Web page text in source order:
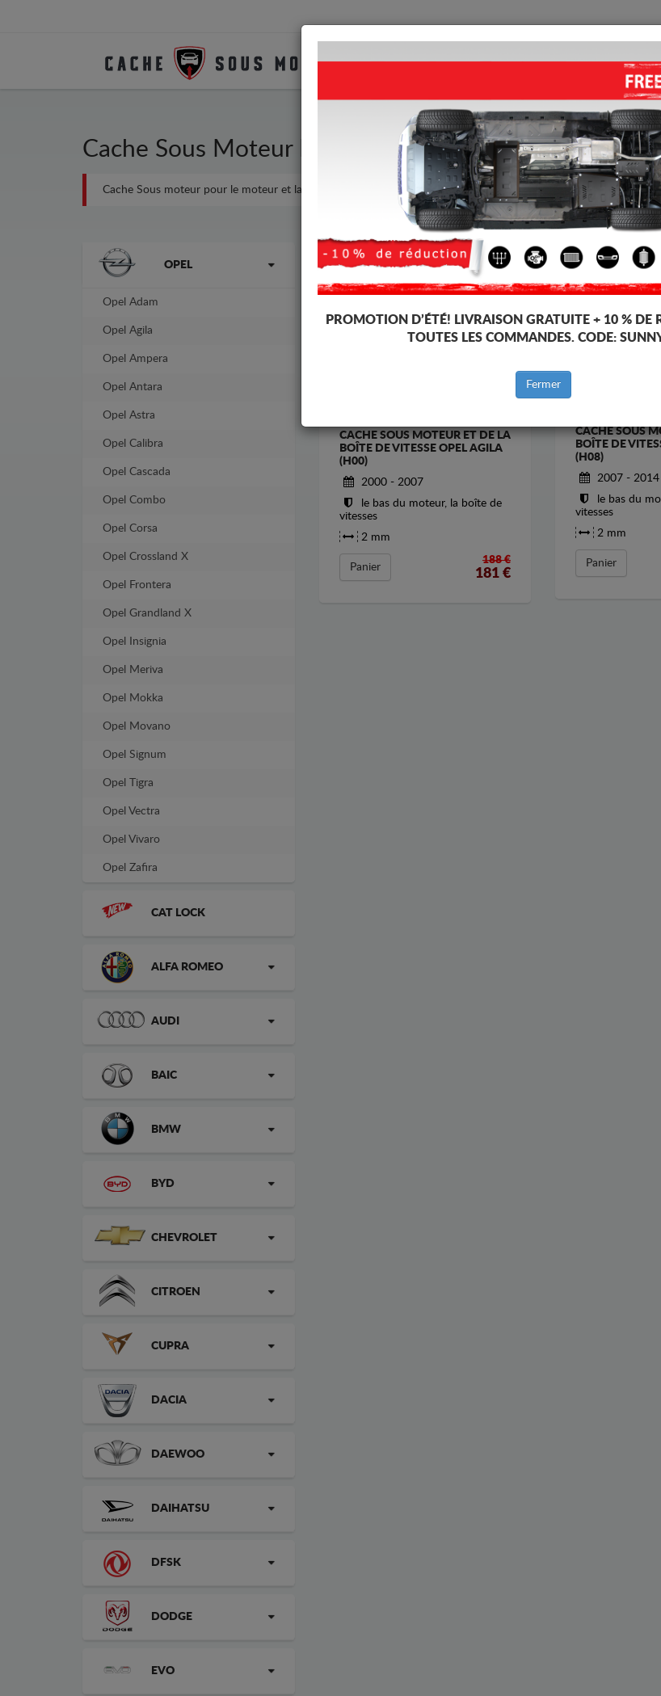
PROTECTION ACCUEIL
Cache Sous Moteur Métallique Opel Agila
Cache Sous moteur pour le moteur et la boîte de vitesses, dédiée aux voitures Opel Agila. Il est monté sans
Marques OPEL
Opel Adam
Opel Agila
Opel Ampera
Opel Antara
Opel Astra
Opel Calibra
Opel Cascada
Opel Combo
Opel Corsa
Opel Crossland X
Opel Frontera
Opel Grandland X
Opel Insignia
Opel Meriva
Opel Mokka
Opel Movano
Opel Signum
Opel Tigra
Opel Vectra
Opel Vivaro
Opel Zafira
CAT LOCK
ALFA ROMEO
AUDI
BAIC
BMW
BYD
CHEVROLET
CITROEN
CUPRA
DACIA
DAEWOO
DAIHATSU
DFSK
DODGE
EVO
-4%
CACHE SOUS MOTEUR ET DE LA
BOÎTE DE VITESSE OPEL AGILA
(H00)
2000 - 2007
le bas du moteur, la boîte de
vitesses
2 mm
Panier
188 €
181€
-18%
CACHE SOUS
BOÎTE DE
(H08)
2007 - 2014
le bas du
vitesses
2 mm
Panier
PROMOTION D’ÉTÉ! LIVRAISON GRATUITE + 10 % DE
TOUTES LES COMMANDES. CODE:
Fermer